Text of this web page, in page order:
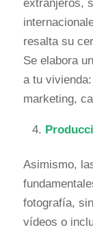
extranjeros,
resalta su
Se elabora
a tu
marketing,
Asimismo,
fotografía,
vídeos o